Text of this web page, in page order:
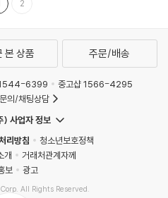
2
본 상품 주문/배송
1544-6399
중고샵 1566-4295
의/채팅상담
) 사업자 정보
리방침
청소년보호정책
개
거래처관계자께
보
광고
All Rights Reserved.